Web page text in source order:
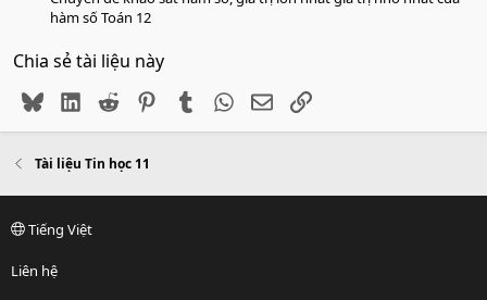
hàm số Toán 12
Chia sẻ tài liệu này
BlueskyLinkedIn
Reddit PinterestTumblr WhatsApp
EmailLink
Tài liệu Tin học 11
Tiếng Việt
Liên hệ